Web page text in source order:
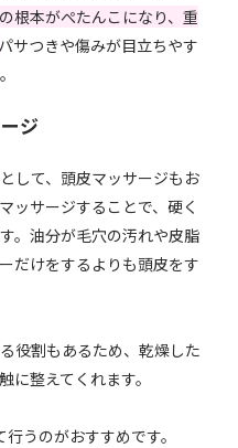
根本がぺたんこになり、重
パサつきや傷みが目立ちやす
ジ
して、頭皮マッサージもお
ッサージすることで、硬く
。油分が毛穴の汚れや皮脂
だけをするよりも頭皮をす
役割もあるため、乾燥した
に整えてくれます。
うのがおすすめです。